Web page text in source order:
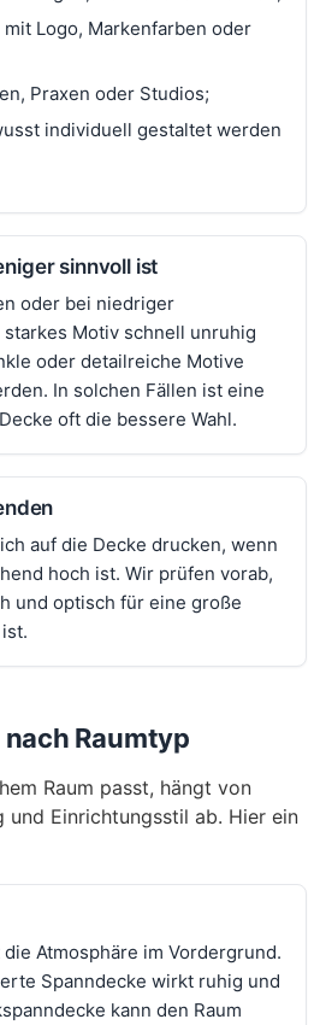
Logo, Markenfarben oder
Praxen oder Studios;
individuell gestaltet werden
sinnvoll ist
oder bei niedriger
Motiv schnell unruhig
oder detailreiche Motive
In solchen Fällen ist eine
oft die bessere Wahl.
auf die Decke drucken, wenn
hoch ist. Wir prüfen vorab,
und optisch für eine große
nach Raumtyp
Raum passt, hängt von
und Einrichtungsstil ab. Hier ein
Atmosphäre im Vordergrund.
Spanndecke wirkt ruhig und
kann den Raum